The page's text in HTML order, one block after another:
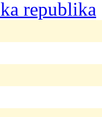
republika